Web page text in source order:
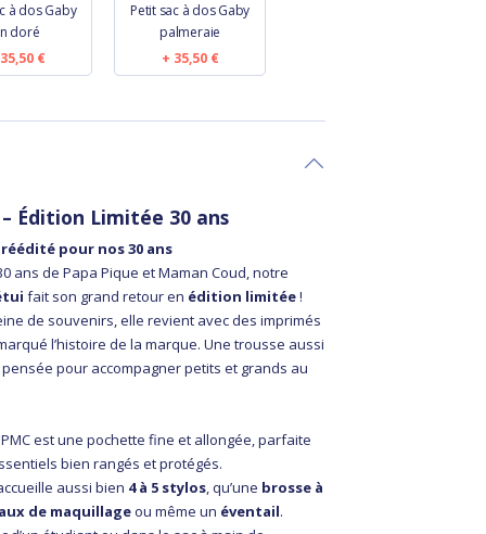
à dos Gaby
doré
35,50 €
Petit sac à dos Gaby
palmeraie
35,50 €
Édition Limitée 30 ans
pour nos 30 ans
ans de Papa Pique et Maman Coud, notre
fait son grand retour en édition limitée!
de souvenirs, elle revient avec des imprimés
l’histoire de la marque. Une trousse aussi
pour accompagner petits et grands au
est une pochette fine et allongée, parfaite
bien rangés et protégés.
aussi bien 4 à 5 stylos, qu’une brosse à
de maquillageou même un éventail.